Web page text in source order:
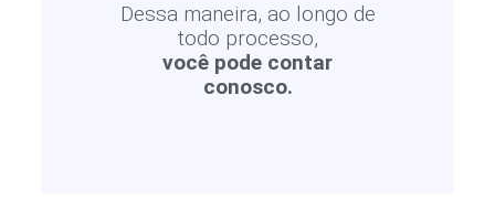
Dessa maneira, ao longo de
todo processo,
você pode contar
conosco.